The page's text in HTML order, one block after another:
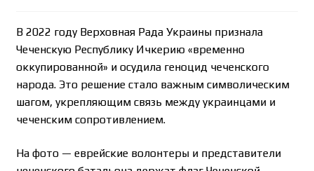
Страница-меню-2
В 2022 году Верховная Рада Украины признала
Чеченскую Республику Ичкерию «временно
оккупированной» и осудила геноцид чеченского
народа. Это решение стало важным символическим
шагом, укрепляющим связь между украинцами и
чеченским сопротивлением.
На фото — еврейские волонтеры и представители